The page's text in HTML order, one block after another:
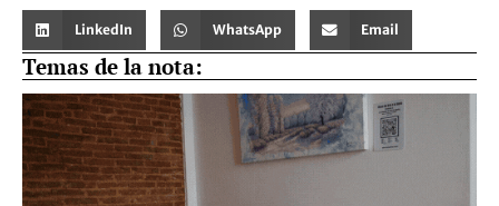
LinkedIn WhatsApp Email
Temas de la nota: